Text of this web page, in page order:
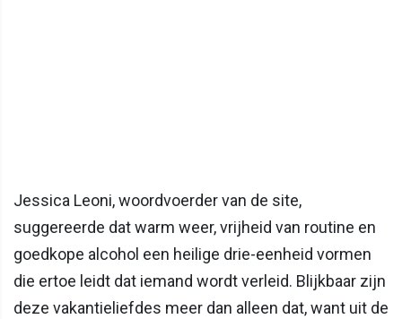
Jessica Leoni, woordvoerder van de site,
suggereerde dat warm weer, vrijheid van routine en
goedkope alcohol een heilige drie-eenheid vormen
die ertoe leidt dat iemand wordt verleid. Blijkbaar zijn
deze vakantieliefdes meer dan alleen dat, want uit de